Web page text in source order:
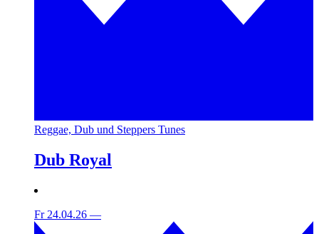
Reggae, Dub und Steppers Tunes
Dub Royal
Fr 24.04.26 —